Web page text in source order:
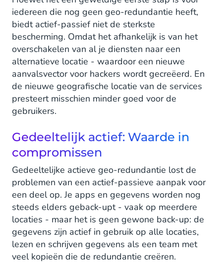
iedereen die nog geen geo-redundantie heeft,
biedt actief-passief niet de sterkste
bescherming. Omdat het afhankelijk is van het
overschakelen van al je diensten naar een
alternatieve locatie - waardoor een nieuwe
aanvalsvector voor hackers wordt gecreëerd. En
de nieuwe geografische locatie van de services
presteert misschien minder goed voor de
gebruikers.
Gedeeltelijk actief: Waarde in
compromissen
Gedeeltelijke actieve geo-redundantie lost de
problemen van een actief-passieve aanpak voor
een deel op. Je apps en gegevens worden nog
steeds elders geback-upt - vaak op meerdere
locaties - maar het is geen gewone back-up: de
gegevens zijn actief in gebruik op alle locaties,
lezen en schrijven gegevens als een team met
veel kopieën die de redundantie creëren.